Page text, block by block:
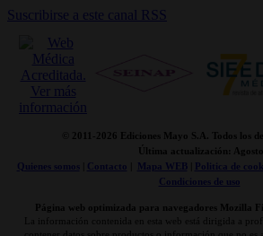
Suscribirse a este canal RSS
© 2011- 2026 Ediciones Mayo S.A. Todos los
Última actualización: Agosto
Quienes somos| Contacto Mapa WEB| Politica de
Condiciones de uso
Página web optimizada para navegadores Mozilla
La información contenida en esta web está dirigida a